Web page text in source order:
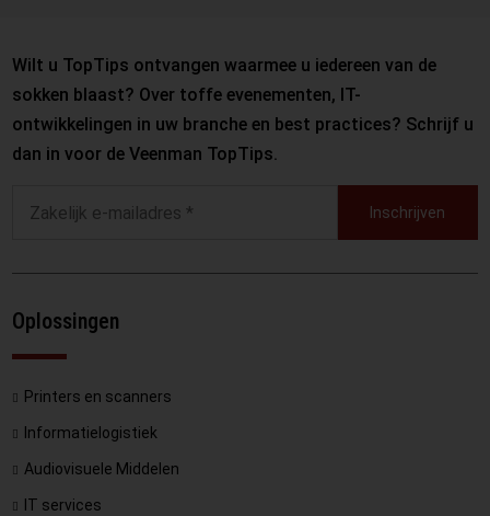
Wilt u TopTips ontvangen waarmee u iedereen van de
sokken blaast? Over toffe evenementen, IT-
ontwikkelingen in uw branche en best practices? Schrijf u
dan in voor de Veenman TopTips.
Inschrijven
Oplossingen
Printers en scanners
Informatielogistiek
Audiovisuele Middelen
IT services